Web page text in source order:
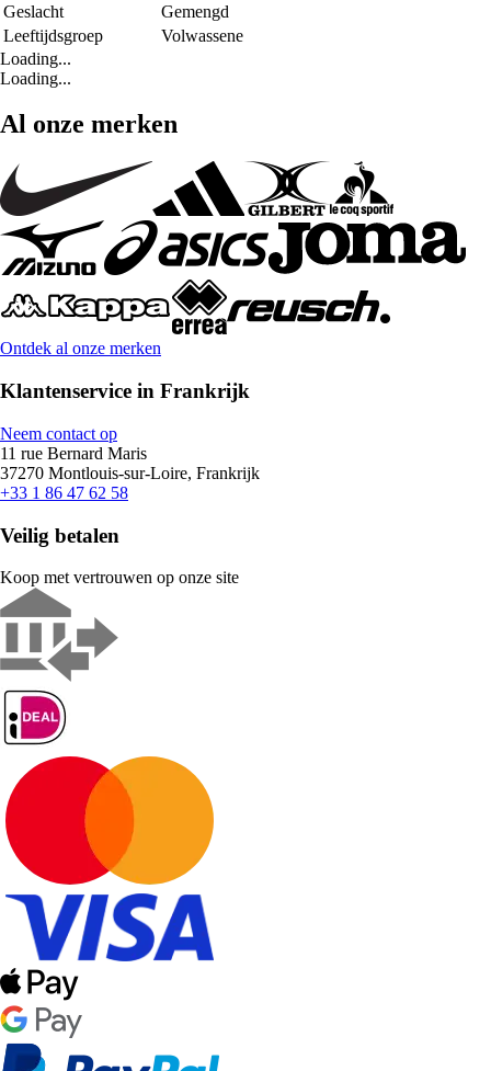
Geslacht
Gemengd
Leeftijdsgroep
Volwassene
Loading...
Loading...
Al onze merken
Ontdek al onze merken
Klantenservice in Frankrijk
Neem contact op
11 rue Bernard Maris
37270 Montlouis-sur-Loire, Frankrijk
+33 1 86 47 62 58
Veilig betalen
Koop met vertrouwen op onze site